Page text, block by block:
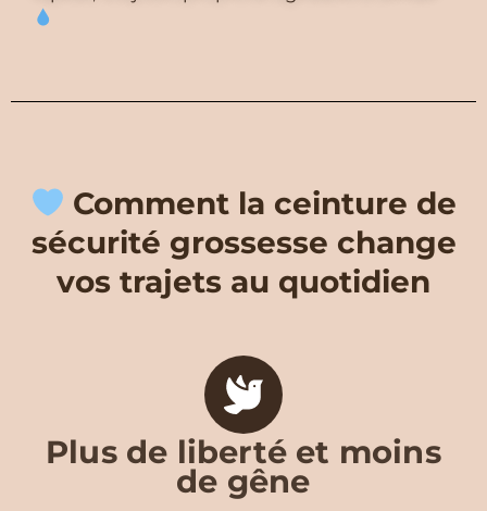
Comment la ceinture de
sécurité grossesse change
vos trajets au quotidien
Plus de liberté et moins
de gêne